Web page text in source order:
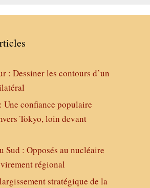
: Dessiner les contours d’un
Une confiance populaire
Tokyo, loin devant
Sud : Opposés au nucléaire
régional
stratégique de la